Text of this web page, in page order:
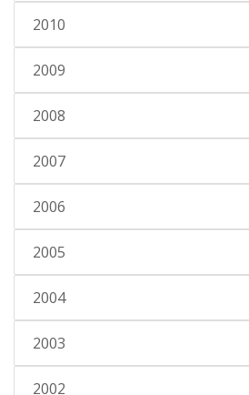
2010
2009
2008
2007
2006
2005
2004
2003
2002